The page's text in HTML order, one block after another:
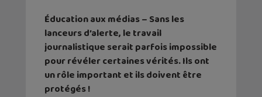
Éducation aux médias – Sans les
lanceurs d’alerte, le travail
journalistique serait parfois impossible
pour révéler certaines vérités. Ils ont
un rôle important et ils doivent être
protégés !